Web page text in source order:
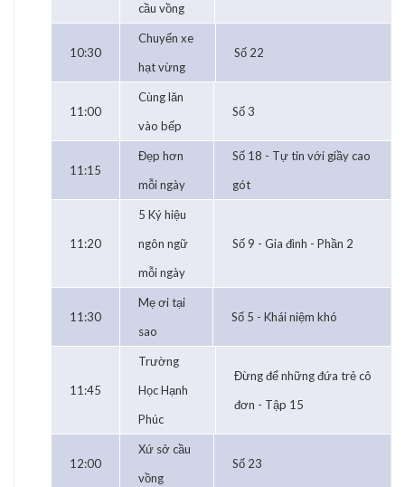
cầu vồng
10:30
Chuyến xe
hạt vừng
Số 22
11:00
Cùng lăn
vào bếp
Số 3
11:15
Đẹp hơn
mỗi ngày
Số 18 - Tự tin với giầy cao
gót
11:20
5 Ký hiệu
ngôn ngữ
mỗi ngày
Số 9 - Gia đình - Phần 2
11:30
Mẹ ơi tại
sao
Số 5 - Khái niệm khó
11:45
Trường
Học Hạnh
Phúc
Đừng để những đứa trẻ cô
đơn - Tập 15
12:00
Xứ sở cầu
vồng
Số 23